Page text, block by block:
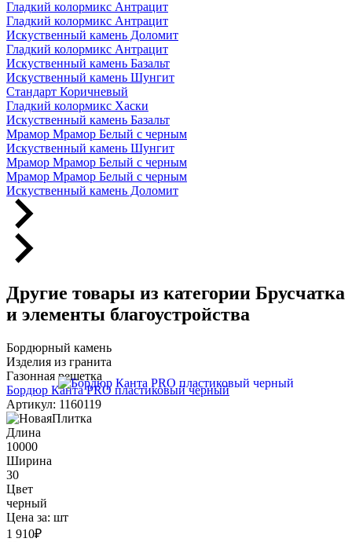
Гладкий колормикс Антрацит
Гладкий колормикс Антрацит
Искуственный камень Доломит
Гладкий колормикс Антрацит
Искуственный камень Базальт
Искуственный камень Шунгит
Стандарт Коричневый
Гладкий колормикс Хаски
Искуственный камень Базальт
Мрамор Мрамор Белый с черным
Искуственный камень Шунгит
Мрамор Мрамор Белый с черным
Мрамор Мрамор Белый с черным
Искуственный камень Доломит
Другие товары из категории Брусчатка
и элементы благоустройства
Бордюрный камень
Изделия из гранита
Газонная решетка
Бордюр Канта PRO пластиковый черный
Артикул: 1160119
Длина
10000
Ширина
30
Цвет
черный
Цена за: шт
1 910₽